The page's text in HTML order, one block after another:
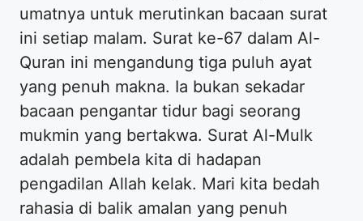
umatnya untuk merutinkan bacaan surat
ini setiap malam. Surat ke-67 dalam Al-
Quran ini mengandung tiga puluh ayat
yang penuh makna. Ia bukan sekadar
bacaan pengantar tidur bagi seorang
mukmin yang bertakwa. Surat Al-Mulk
adalah pembela kita di hadapan
pengadilan Allah kelak. Mari kita bedah
rahasia di balik amalan yang penuh